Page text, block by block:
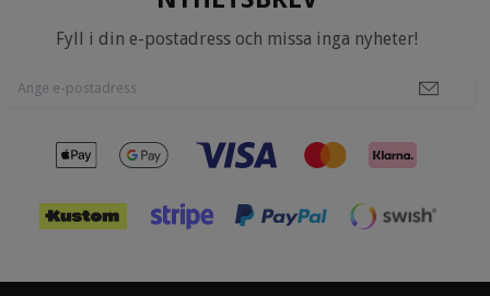
Fyll i din e-postadress och missa inga nyheter!